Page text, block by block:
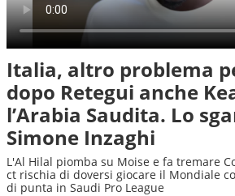
Italia, altro problema
dopo Retegui anche
l’Arabia Saudita. Lo
Simone Inzaghi
L'Al Hilal piomba su Moise e fa tremare
ct rischia di doversi giocare il Mondiale
di punta in Saudi Pro League